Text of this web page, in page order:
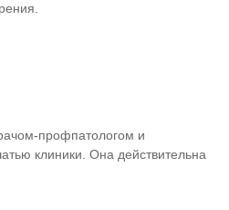
профпатологом и
клиники. Она действительна